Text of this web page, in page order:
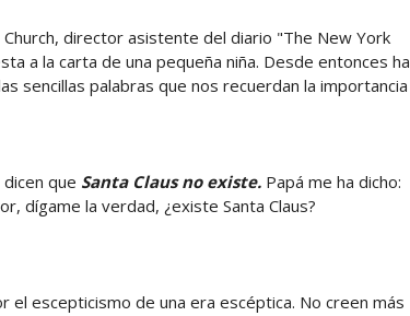
director asistente del diario "The New York
a la carta de una pequeña niña. Desde entonces ha
sencillas palabras que nos recuerdan la importancia
que Santa Claus no existe. Papá me ha dicho:
dígame la verdad, ¿existe Santa Claus?
el escepticismo de una era escéptica. No creen más